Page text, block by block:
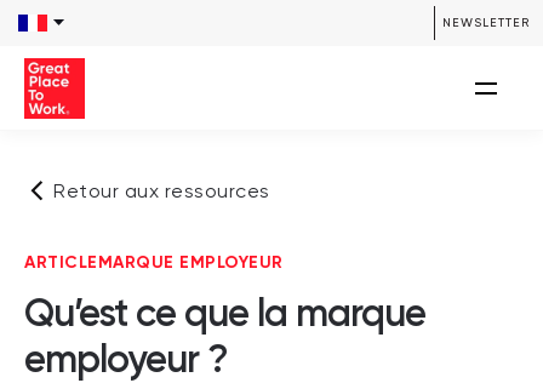
NEWSLETTER
Retour aux ressources
ARTICLEMARQUE EMPLOYEUR
Qu’est ce que la marque
employeur ?